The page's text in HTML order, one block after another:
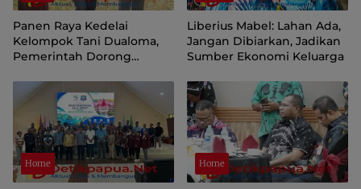
Panen Raya Kedelai
Kelompok Tani Dualoma,
Pemerintah Dorong
Kembali ke Kebun
Liberius Mabel: Lahan Ada,
Jangan Dibiarkan, Jadikan
Sumber Ekonomi Keluarga
Home Home